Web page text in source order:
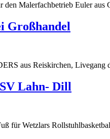
den Malerfachbetrieb Euler
Großhandel
aus Reiskirchen,
Lahn- Dill
für Wetzlars